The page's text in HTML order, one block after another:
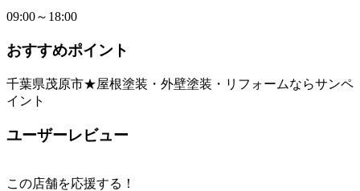
09:00～18:00
おすすめポイント
千葉県茂原市★屋根塗装・外壁塗装・リフォームならサンペ
イント
ユーザーレビュー
この店舗を応援する！